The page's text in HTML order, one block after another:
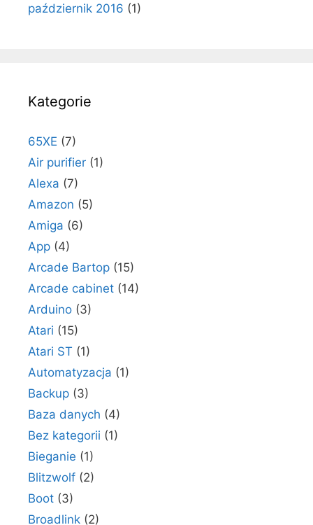
październik 2016 (1)
Kategorie
65XE (7)
Air purifier (1)
Alexa (7)
Amazon (5)
Amiga (6)
App (4)
Arcade Bartop (15)
Arcade cabinet (14)
Arduino (3)
Atari (15)
Atari ST (1)
Automatyzacja (1)
Backup (3)
Baza danych (4)
Bez kategorii (1)
Bieganie (1)
Blitzwolf (2)
Boot (3)
Broadlink (2)